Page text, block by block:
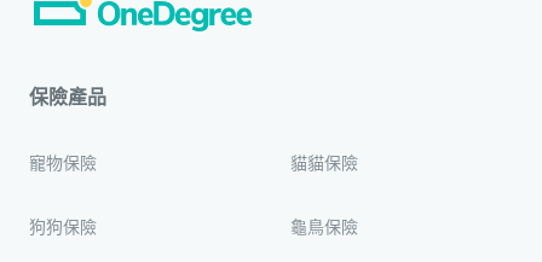
保險產品
寵物保險 貓貓保險
狗狗保險 龜鳥保險